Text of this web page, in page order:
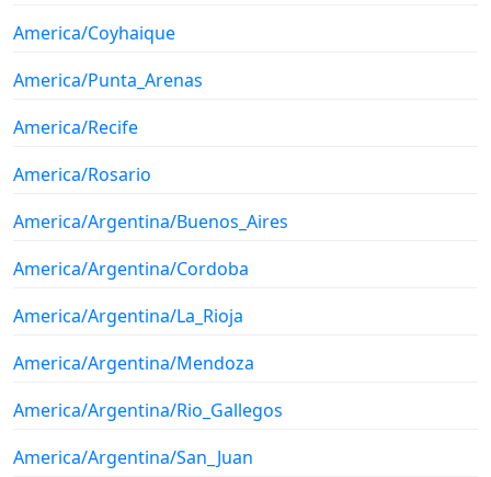
America/Coyhaique
America/Punta_Arenas
America/Recife
America/Rosario
America/Argentina/Buenos_Aires
America/Argentina/Cordoba
America/Argentina/La_Rioja
America/Argentina/Mendoza
America/Argentina/Rio_Gallegos
America/Argentina/San_Juan